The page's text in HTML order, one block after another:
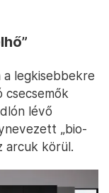
legkisebbekre
csecsemők
lévő
„bio-
arcuk körül.